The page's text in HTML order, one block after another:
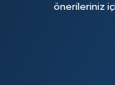
önerileriniz